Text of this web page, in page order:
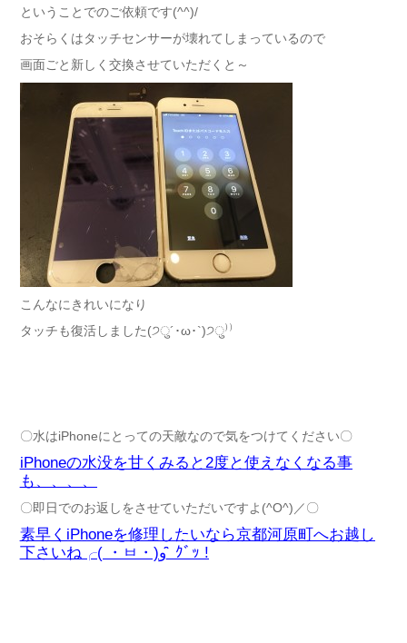
ということでのご依頼です(^^)/
おそらくはタッチセンサーが壊れてしまっているので
画面ごと新しく交換させていただくと～
こんなにきれいになり
タッチも復活しました(੭ु´･ω･`)੭ु⁾⁾
〇水はiPhoneにとっての天敵なので気をつけてください〇
iPhoneの水没を甘くみると2度と使えなくなる事
も、、、、
〇即日でのお返しをさせていただいですよ(^O^)／〇
素早くiPhoneを修理したいなら京都河原町へお越し
下さいね╭( ・ㅂ・)و ̑̑ ｸﾞｯ !